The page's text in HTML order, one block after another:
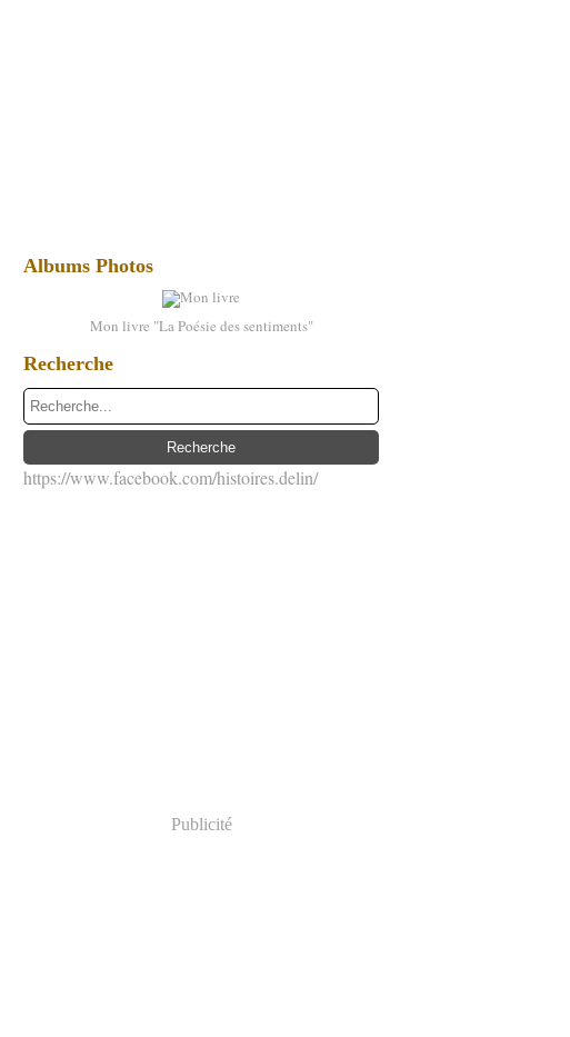
Albums Photos
Mon livre "La Poésie des sentiments"
Recherche
https://www.facebook.com/histoires.delin/
Publicité